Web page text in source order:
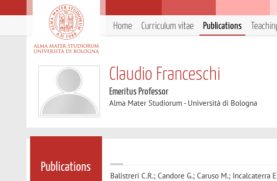
Home Curriculum vitae Publications
Claudio Franceschi
Emeritus Professor
Alma Mater Studiorum - Università di Bologna
Publications
Balistreri C.R.; Candore G.; Caruso M.; Incalcaterra